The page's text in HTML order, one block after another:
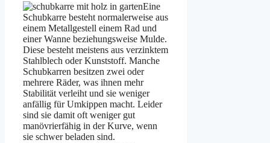
Eine
Schubkarre besteht normalerweise aus
einem Metallgestell einem Rad und
einer Wanne beziehungsweise Mulde.
Diese besteht meistens aus verzinktem
Stahlblech oder Kunststoff. Manche
Schubkarren besitzen zwei oder
mehrere Räder, was ihnen mehr
Stabilität verleiht und sie weniger
anfällig für Umkippen macht. Leider
sind sie damit oft weniger gut
manövrierfähig in der Kurve, wenn
sie schwer beladen sind.